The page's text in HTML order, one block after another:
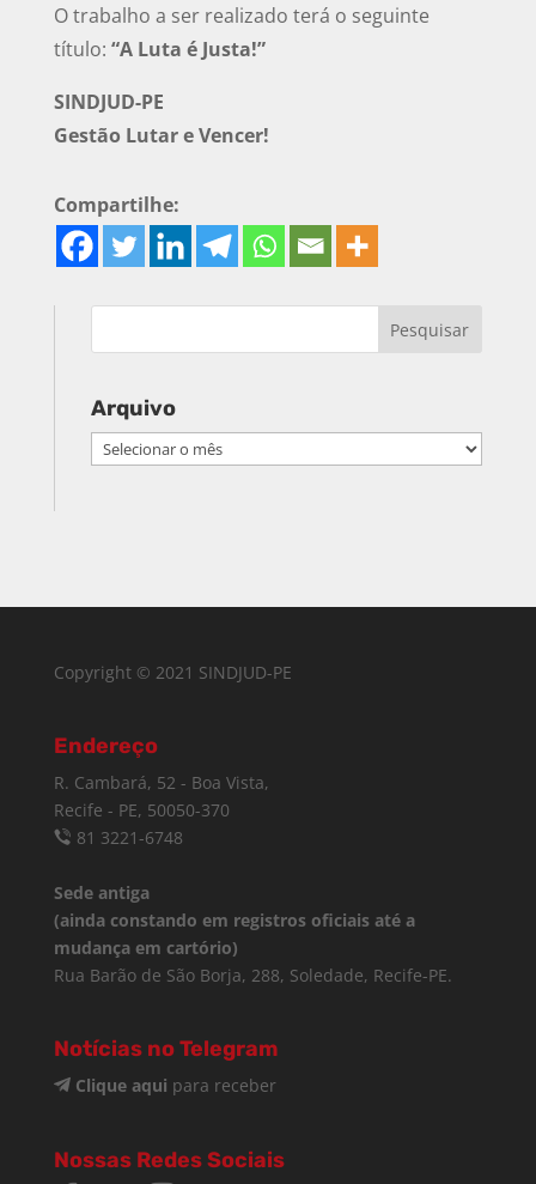
O trabalho a ser realizado terá o seguinte
título: “A Luta é Justa!”
SINDJUD-PE
Gestão Lutar e Vencer!
Compartilhe:
Arquivo
Arquivo
Copyright © 2021 SINDJUD-PE
Endereço
R. Cambará, 52 - Boa Vista,
Recife - PE, 50050-370
81 3221-6748
Sede antiga
(ainda constando em registros oficiais até a
mudança em cartório)
Rua Barão de São Borja, 288, Soledade, Recife-PE.
Notícias no Telegram
Clique aqui para receber
Nossas Redes Sociais